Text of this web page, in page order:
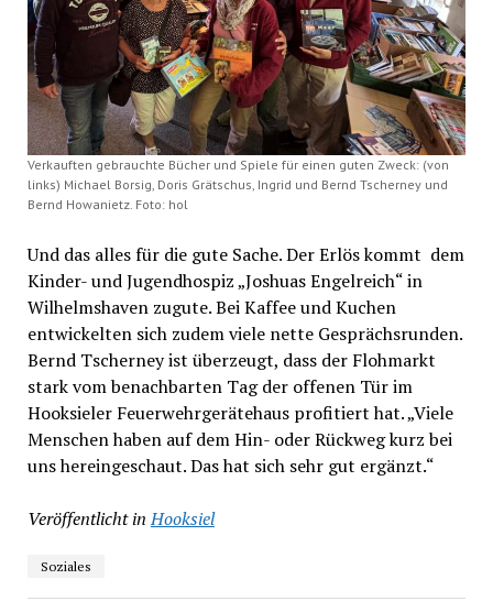
Verkauften gebrauchte Bücher und Spiele für einen guten Zweck: (von
links) Michael Borsig, Doris Grätschus, Ingrid und Bernd Tscherney und
Bernd Howanietz. Foto: hol
Und das alles für die gute Sache. Der Erlös kommt dem
Kinder- und Jugendhospiz „Joshuas Engelreich“ in
Wilhelmshaven zugute. Bei Kaffee und Kuchen
entwickelten sich zudem viele nette Gesprächsrunden.
Bernd Tscherney ist überzeugt, dass der Flohmarkt
stark vom benachbarten Tag der offenen Tür im
Hooksieler Feuerwehrgerätehaus profitiert hat. „Viele
Menschen haben auf dem Hin- oder Rückweg kurz bei
uns hereingeschaut. Das hat sich sehr gut ergänzt.“
Veröffentlicht in Hooksiel
Soziales